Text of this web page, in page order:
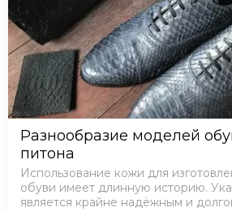
Разнообразие моделей
питона
Использование кожи для
обуви имеет длинную историю.
является крайне надёжным и